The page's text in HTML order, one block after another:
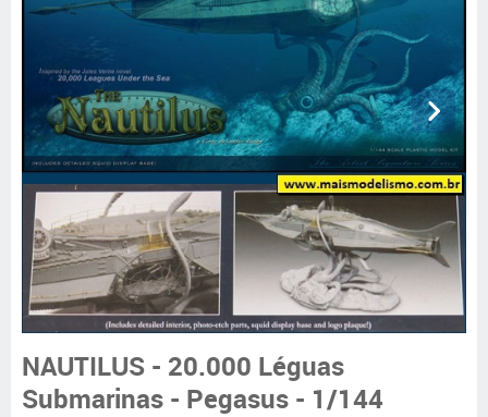
NAUTILUS - 20.000 Léguas
Submarinas - Pegasus - 1/144